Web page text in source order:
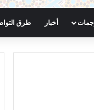
أخبار طرق